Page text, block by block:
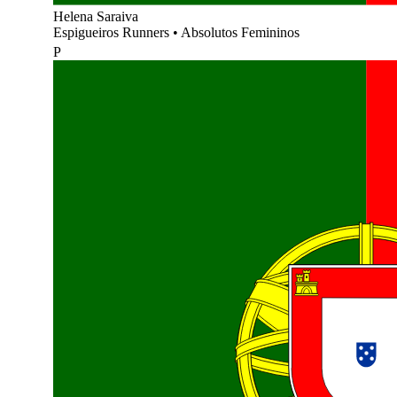
Helena Saraiva
Espigueiros Runners • Absolutos Femininos
P